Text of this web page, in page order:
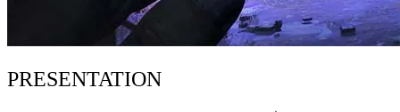
PRESENTATION